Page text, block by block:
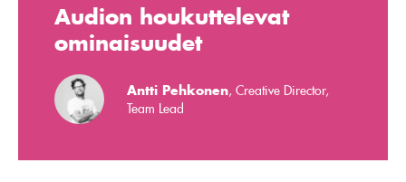
Audion houkuttelevat
ominaisuudet
Antti Pehkonen, Creative Director,
Team Lead